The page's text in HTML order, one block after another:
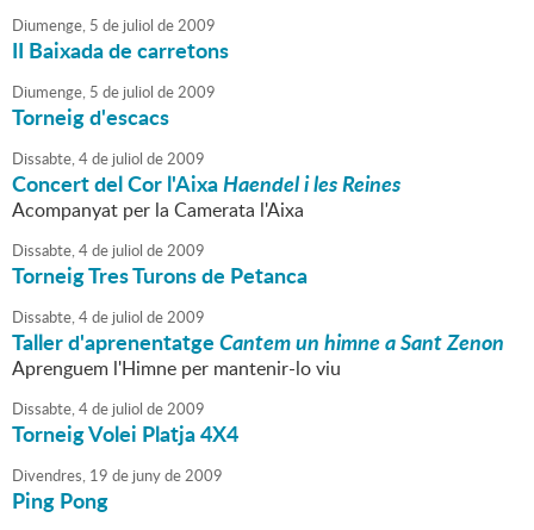
Diumenge, 5 de juliol de2009
II Baixada de carretons
Diumenge, 5 de juliol de2009
Torneig d'escacs
Dissabte,4de juliol de2009
Concert del Cor l'AixaHaendel i les Reines
Acompanyat per la Camerata l'Aixa
Dissabte,4de juliol de2009
Torneig Tres Turons de Petanca
Dissabte,4de juliol de2009
Taller d'aprenentatgeCantem un himne a Sant Zenon
Aprenguem l'Himne per mantenir-lo viu
Dissabte,4de juliol de2009
Torneig Volei Platja 4X4
Divendres, 19 de junyde2009
Ping Pong